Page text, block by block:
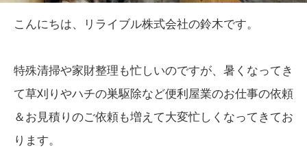
こんにちは、リライブル株式会社の鈴木です。
特殊清掃や家財整理も忙しいのですが、暑くなってき
て草刈りやハチの巣駆除など便利屋業のお仕事の依頼
＆お見積りのご依頼も増えて大変忙しくなってきてお
ります。